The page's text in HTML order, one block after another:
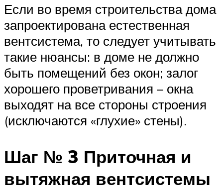
Если во время строительства дома
запроектирована естественная
вентсистема, то следует учитывать
такие нюансы: в доме не должно
быть помещений без окон; залог
хорошего проветривания – окна
выходят на все стороны строения
(исключаются «глухие» стены).
Шаг № 3 Приточная и
вытяжная вентсистемы